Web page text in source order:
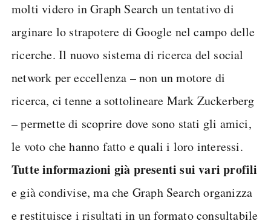
molti videro in Graph Search un tentativo di
arginare lo strapotere di Google nel campo delle
ricerche. Il nuovo sistema di ricerca del social
network per eccellenza – non un motore di
ricerca, ci tenne a sottolineare Mark Zuckerberg
– permette di scoprire dove sono stati gli amici,
le voto che hanno fatto e quali i loro interessi.
Tutte informazioni già presenti sui vari profili
e già condivise, ma che Graph Search organizza
e restituisce i risultati in un formato consultabile